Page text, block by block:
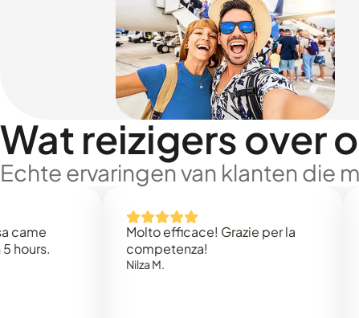
Wat reizigers over
Echte ervaringen van klanten die
Molto efficace! Grazie per la
competenza!